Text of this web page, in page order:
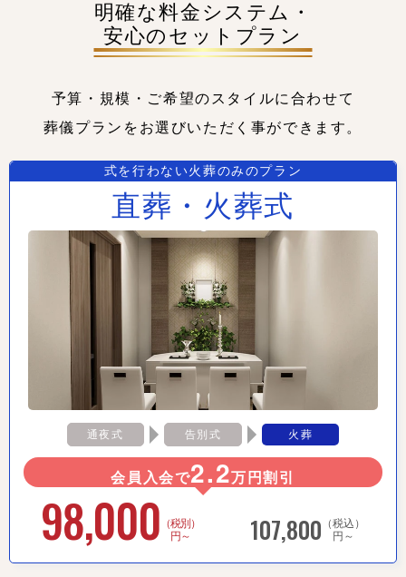
明確な料金システム・
安心のセットプラン
予算・規模・ご希望のスタイルに合わせて
葬儀プランをお選びいただく事ができます。
式を行わない火葬のみのプラン
直葬・火葬式
通夜式 告別式 火葬
会員入会で2.2万円割引
98,000 （税別）
円～
107,800 （税込）
円～